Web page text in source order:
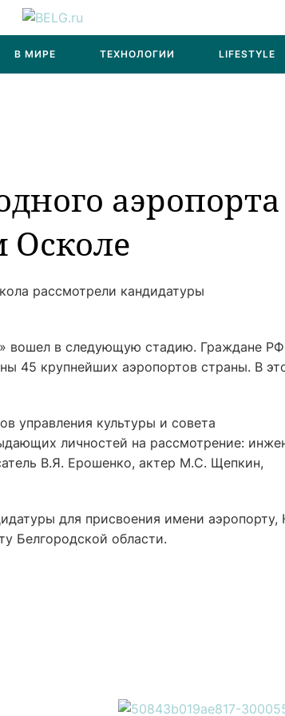
В МИРЕ ТЕХНОЛОГИИ LIFESTYLE
аэропорта
Осколе
рассмотрели кандидатуры
вошел в следующую стадию. Граждане РФ
45 крупнейших аэропортов страны. В
управления культуры и совета
личностей на рассмотрение:
В.Я. Ерошенко, актер М.С. Щепкин,
для присвоения имени аэропорту,
Белгородской области.